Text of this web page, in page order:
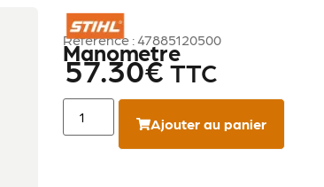
STIHL
Référence : 47885120500
Manometre
57.30€ TTC
Ajouter au panier